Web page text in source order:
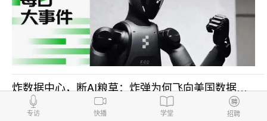
炸数据中心，断AI粮草：炸弹为何飞向美国数据中心？
数据中心
俊驰
专访 快播 学堂 招聘